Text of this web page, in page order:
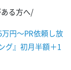
る方へ/
円～PR依頼し放
グ』初月半額＋1